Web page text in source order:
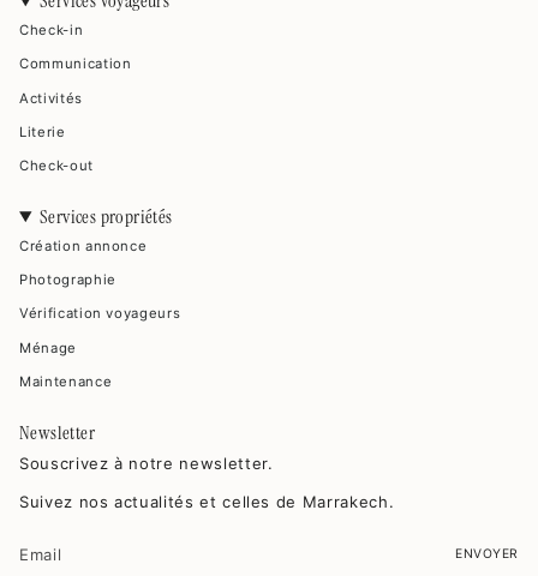
Check-in
Communication
Activités
Literie
Check-out
Services propriétés
Création annonce
Photographie
Vérification voyageurs
Ménage
Maintenance
Newsletter
Souscrivez à notre newsletter.
Suivez nos actualités et celles de Marrakech.
ENVOYER